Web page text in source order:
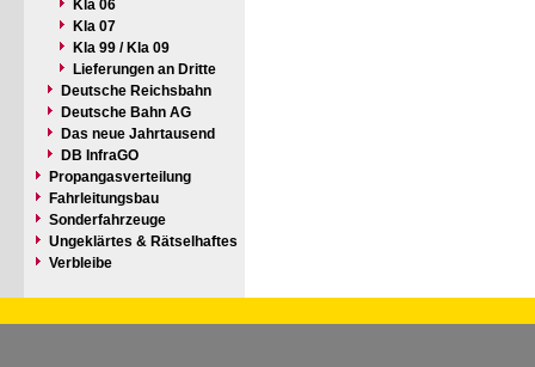
Kla 06
Kla 07
Kla 99 / Kla 09
Lieferungen an Dritte
Deutsche Reichsbahn
Deutsche Bahn AG
Das neue Jahrtausend
DB InfraGO
Propangasverteilung
Fahrleitungsbau
Sonderfahrzeuge
Ungeklärtes & Rätselhaftes
Verbleibe